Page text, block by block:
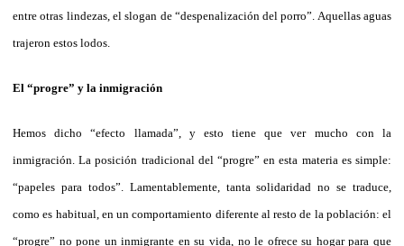
entre otras lindezas, el slogan de “despenalización del porro”. Aquellas aguas
trajeron estos lodos.
El “progre” y la inmigración
Hemos dicho “efecto llamada”, y esto tiene que ver mucho con la
inmigración. La posición tradicional del “progre” en esta materia es simple:
“papeles para todos”. Lamentablemente, tanta solidaridad no se traduce,
como es habitual, en un comportamiento diferente al resto de la población: el
“progre” no pone un inmigrante en su vida, no le ofrece su hogar para que